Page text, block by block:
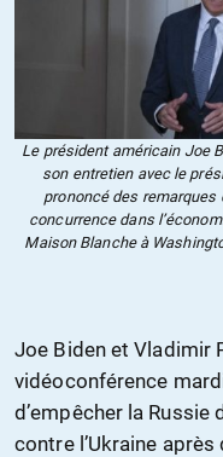
Le président américain Joe
son entretien avec le
prononcé des
concurrence dans
Maison Blanche à
Joe Biden et Vladimir
vidéoconférence
d’empêcher la
contre l’Ukraine